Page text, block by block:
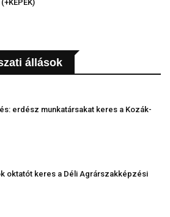
állások
erdész munkatársakat keres a Kozák-
oktatót keres a Déli Agrárszakképzési